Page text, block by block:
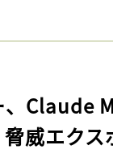
、Claude
威エク